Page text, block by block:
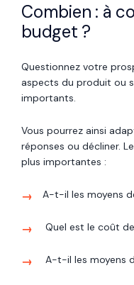
Combien : à
budget ?
Questionnez votre
aspects du produit ou
importants.
Vous pourrez ainsi
réponses ou décliner.
plus importantes :
A-t-il les moyens
Quel est le coût
A-t-il les moyens